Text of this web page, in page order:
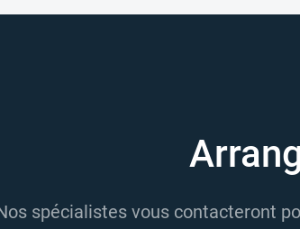
spécialistes vous contacteront